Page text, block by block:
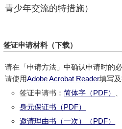
青少年交流的特措施）
签证申请材料（下载）
请在「申请方法」中确认申请时的必
请使用Adobe Acrobat Reader填写及
签证申请书：简体字（PDF）
身元保证书（PDF）
邀请理由书（一次）（PDF）